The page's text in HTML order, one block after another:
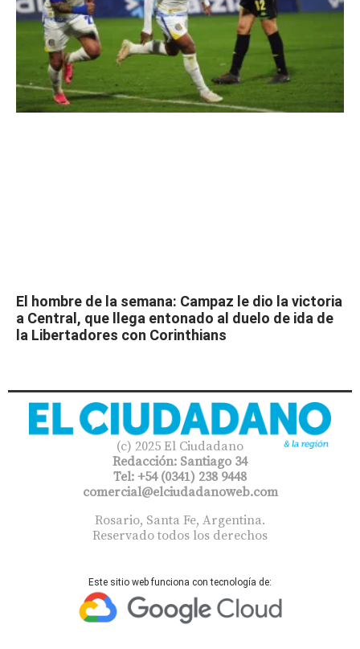
El hombre de la semana: Campaz le dio la victoria
a Central, que llega entonado al duelo de ida de
la Libertadores con Corinthians
(c) 2025 El Ciudadano
Redacción: Santiago 34
Tel: +54 (0341) 238 9448
comercial@elciudadanoweb.com​
Rosario, Santa Fe, Argentina.
Reservado todos los derechos
Este sitio web funciona con tecnología de: